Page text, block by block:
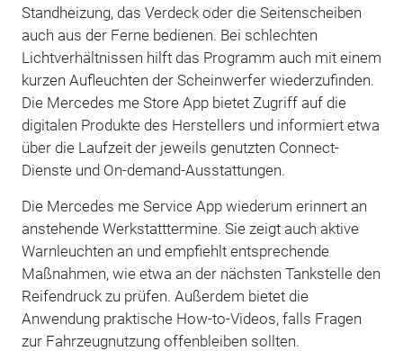
Standheizung, das Verdeck oder die Seitenscheiben
auch aus der Ferne bedienen. Bei schlechten
Lichtverhältnissen hilft das Programm auch mit einem
kurzen Aufleuchten der Scheinwerfer wiederzufinden.
Die Mercedes me Store App bietet Zugriff auf die
digitalen Produkte des Herstellers und informiert etwa
über die Laufzeit der jeweils genutzten Connect-
Dienste und On-demand-Ausstattungen.
Die Mercedes me Service App wiederum erinnert an
anstehende Werkstatttermine. Sie zeigt auch aktive
Warnleuchten an und empfiehlt entsprechende
Maßnahmen, wie etwa an der nächsten Tankstelle den
Reifendruck zu prüfen. Außerdem bietet die
Anwendung praktische How-to-Videos, falls Fragen
zur Fahrzeugnutzung offenbleiben sollten.